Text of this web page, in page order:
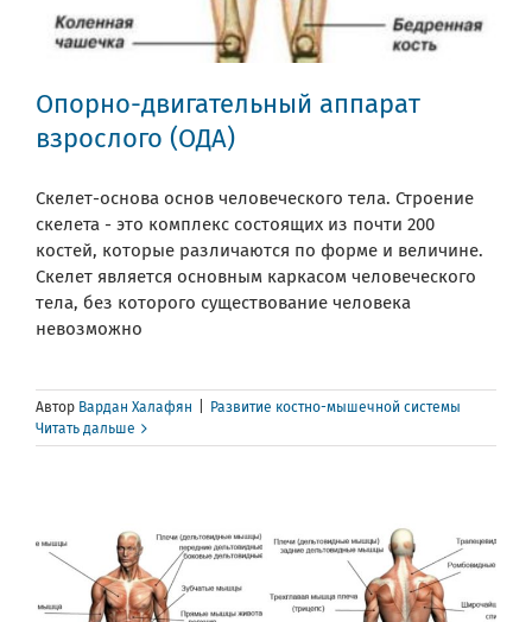
Опорно-двигательный аппарат
взрослого (ОДА)
Скелет-основа основ человеческого тела. Строение
скелета - это комплекс состоящих из почти 200
костей, которые различаются по форме и величине.
Скелет является основным каркасом человеческого
тела, без которого существование человека
невозможно
Автор Вардан Халафян
Развитие костно-мышечной системы
Читать дальше